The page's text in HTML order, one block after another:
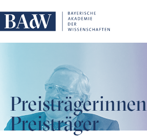
Preisträgerinnen
Preisträger